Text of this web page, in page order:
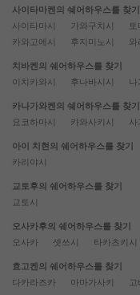
사이타마켄의 쉐어하우스를 찾기
사이타마시
가와구치시 토
카와고에시
후지미노시 와
치바켄의 쉐어하우스를 찾기
이치카와시
후나바시시 나
카나가와켄의 쉐어하우스를 찾기
요코하마시
카와사키시 사
아이 치현의 쉐어하우스를 찾기
카리야시
교토후의 쉐어하우스를 찾기
교토시
오사카후의 쉐어하우스를 찾기
오사카
셋쓰시 타카츠키시
효고켄의 쉐어하우스를 찾기
다카라즈카
아마가사키 고